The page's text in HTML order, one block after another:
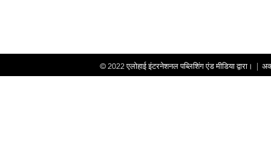
© 2022एलोहाई इंटरनेशनल पब्लिशिंग एंड मीडिया द्वारा।